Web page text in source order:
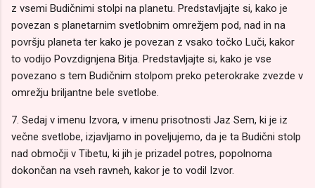
z vsemi Budičnimi stolpi na planetu. Predstavljajte si, kako je
povezan s planetarnim svetlobnim omrežjem pod, nad in na
površju planeta ter kako je povezan z vsako točko Luči, kakor
to vodijo Povzdignjena Bitja. Predstavljajte si, kako je vse
povezano s tem Budičnim stolpom preko peterokrake zvezde v
omrežju briljantne bele svetlobe.
7. Sedaj v imenu Izvora, v imenu prisotnosti Jaz Sem, ki je iz
večne svetlobe, izjavljamo in poveljujemo, da je ta Budični stolp
nad območji v Tibetu, ki jih je prizadel potres, popolnoma
dokončan na vseh ravneh, kakor je to vodil Izvor.